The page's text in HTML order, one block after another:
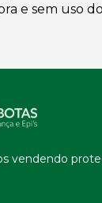
e sem uso
vendendo